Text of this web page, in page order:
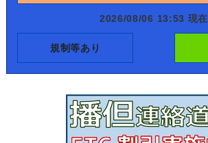
2026/08/06 13:53 現在
規制等あり